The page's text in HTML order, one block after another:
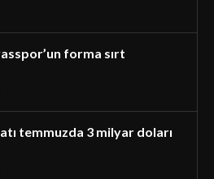
forma sırt
temmuzda 3 milyar doları